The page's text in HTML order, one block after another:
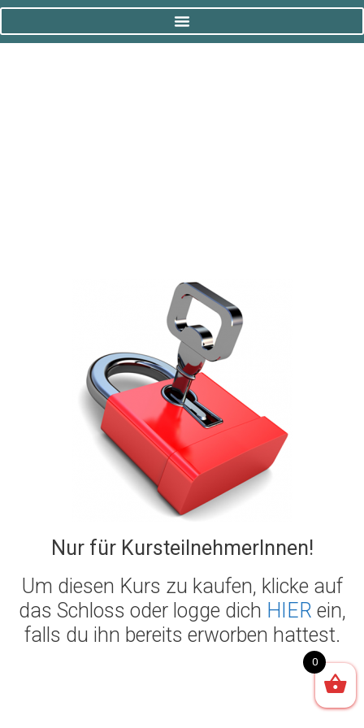
Nur für KursteilnehmerInnen!
Um diesen Kurs zu kaufen, klicke auf
das Schloss oder logge dich HIER ein,
falls du ihn bereits erworben hattest.
0